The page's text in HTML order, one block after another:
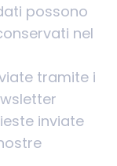
possono
nel
tramite i
inviate